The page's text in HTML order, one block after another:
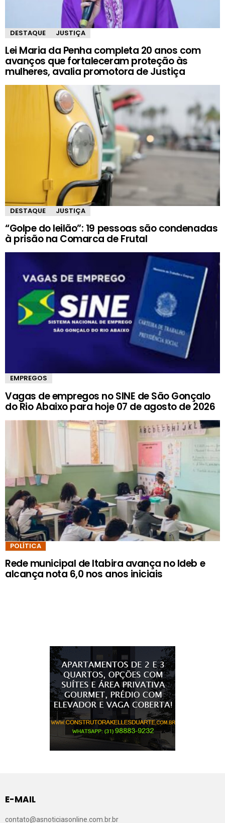
DESTAQUE JUSTIÇA
Lei Maria da Penha completa 20 anos com
avanços que fortaleceram proteção às
mulheres, avalia promotora de Justiça
DESTAQUE JUSTIÇA
“Golpe do leilão”: 19 pessoas são condenadas
à prisão na Comarca de Frutal
EMPREGOS
Vagas de empregos no SINE de São Gonçalo
do Rio Abaixo para hoje 07 de agosto de 2026
POLÍTICA
Rede municipal de Itabira avança no Ideb e
alcança nota 6,0 nos anos iniciais
E-MAIL
contato@asnoticiasonline.com.br.br